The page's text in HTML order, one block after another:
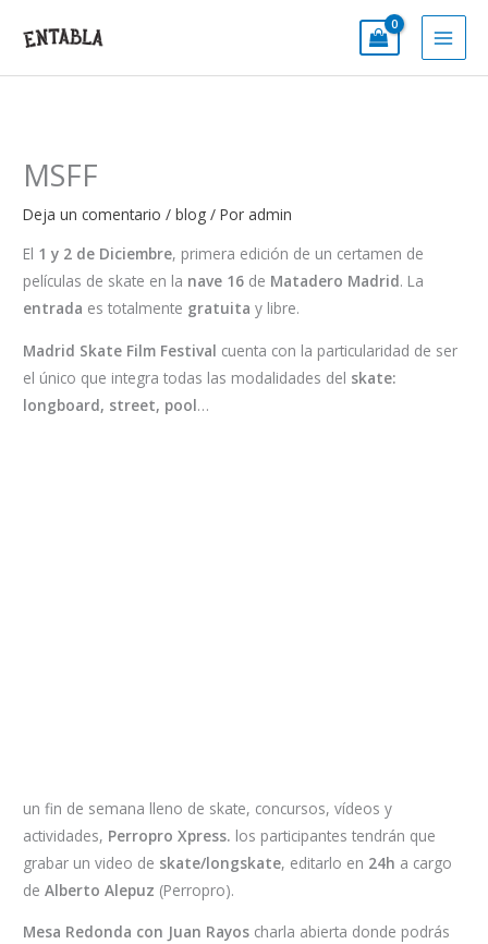
MSFF
Deja un comentario /blog / Por admin
El 1 y 2 de Diciembre, primera edición de un certamen de
películas de skate en la nave 16 de Matadero Madrid. La
entrada es totalmente gratuita y libre.
Madrid Skate Film Festival cuenta con la particularidad de ser
el único que integra todas las modalidades del skate:
longboard, street, pool…
un fin de semana lleno de skate, concursos, vídeos y
actividades, Perropro Xpress. los participantes tendrán que
grabar un video de skate/longskate, editarlo en 24h a cargo
deAlberto Alepuz (Perropro).
Mesa Redonda con Juan Rayos charla abierta donde podrás